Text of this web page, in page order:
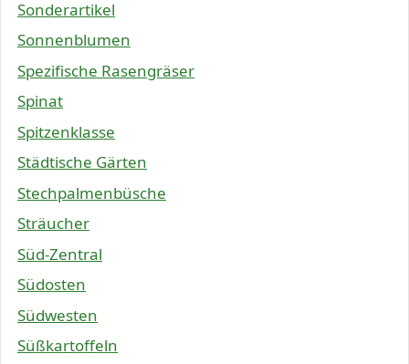
Sonderartikel
Sonnenblumen
Spezifische Rasengräser
Spinat
Spitzenklasse
Städtische Gärten
Stechpalmenbüsche
Sträucher
Süd-Zentral
Südosten
Südwesten
Süßkartoffeln